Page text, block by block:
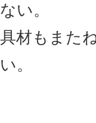
ない。
具材もまた
い。